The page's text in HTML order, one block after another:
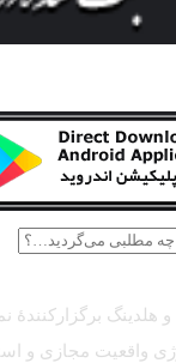
و هلدینگ برگزارکنندهٔ
واقعیت مجازی و